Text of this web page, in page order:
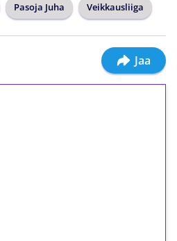
Pasoja Juha Veikkausliiga
Jaa